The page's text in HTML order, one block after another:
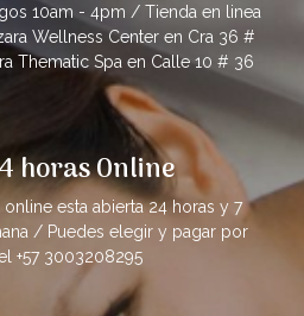
10am - 4pm / Tienda en linea
Wellness Center en Cra 36 #
Thematic Spa en Calle 10 # 36
horas Online
online esta abierta 24 horas y 7
/ Puedes elegir y pagar por
+57 3003208295